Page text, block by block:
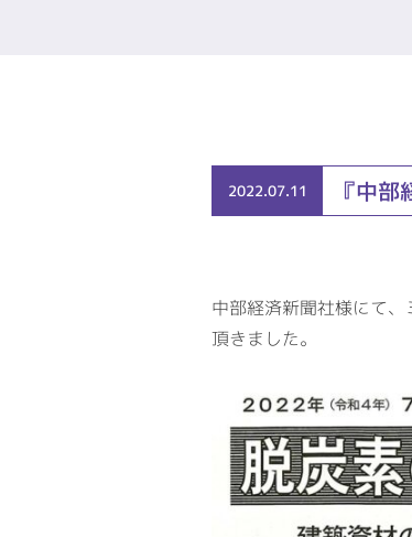
住宅設備機器
2022.07.11 『中
中部経済新聞社様にて
頂きました。